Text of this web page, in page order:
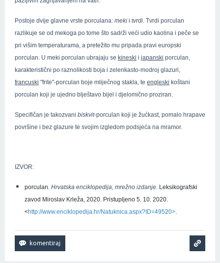
Postoje dvije glavne vrste porculana: meki i tvrdi. Tvrdi porculan
razlikuje se od mekoga po tome što sadrži veći udio kaolina i peče se
pri višim temperaturama, a pretežito mu pripada pravi europski
porculan. U meki porculan ubrajaju se kineski i japanski porculan,
karakteristični po raznolikosti boja i zelenkasto-modroj glazuri,
francuski "frite"-porculan boje mliječnog stakla, te engleski koštani
porculan koji je ujedno blještavo bijel i djelomično proziran.
Specifičan je takozvani biskvit-porculan koji je žućkast, pomalo hrapave
površine i bez glazure te svojim izgledom podsjeća na mramor.
IZVOR:
porculan. Hrvatska enciklopedija, mrežno izdanje. Leksikografski
zavod Miroslav Krleža, 2020. Pristupljeno 5. 10. 2020.
<http://www.enciklopedija.hr/Natuknica.aspx?ID=49520>.